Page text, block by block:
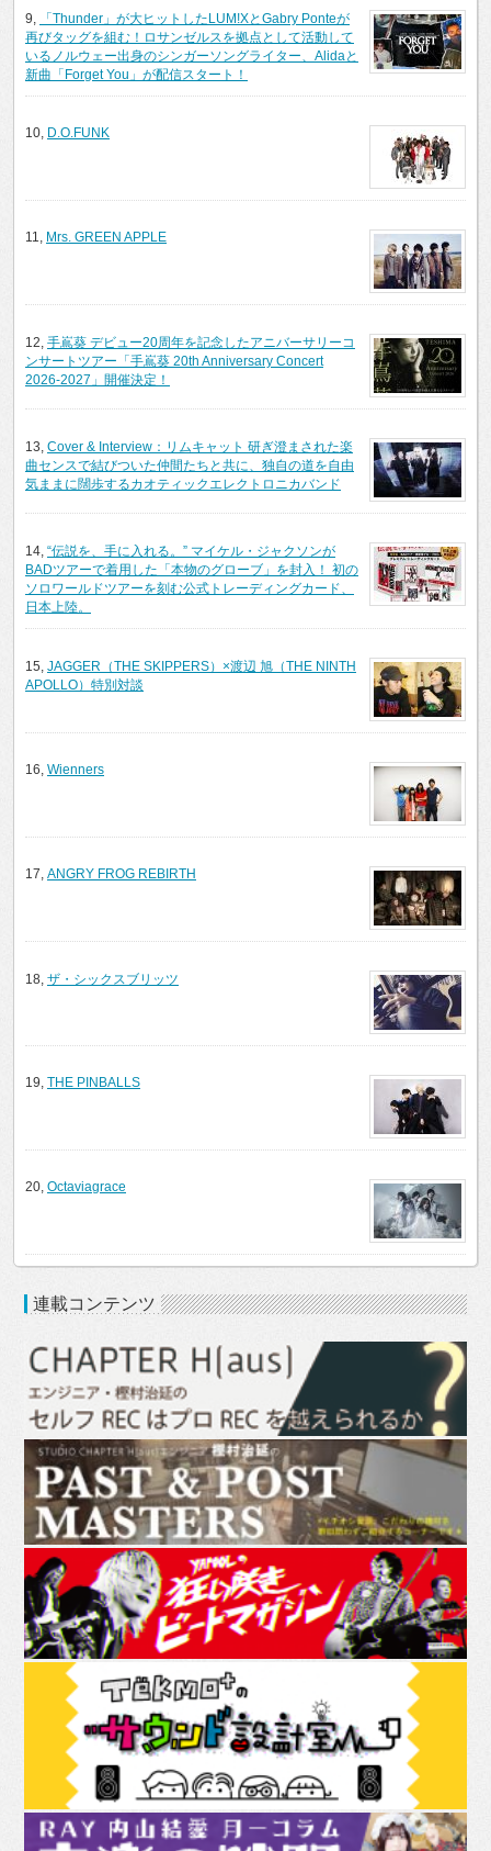
9,
「Thunder」が大ヒットしたLUM!XとGabry Ponteが
再びタッグを組む！ロサンゼルスを拠点として活動して
いるノルウェー出身のシンガーソングライター、Alidaと
新曲「Forget You」が配信スタート！
10, D.O.FUNK
11, Mrs. GREEN APPLE
12, 手嶌葵 デビュー20周年を記念したアニバーサリーコ
ンサートツアー「手嶌葵 20th Anniversary Concert
2026-2027」開催決定！
13, Cover & Interview：リムキャット 研ぎ澄まされた楽
曲センスで結びついた仲間たちと共に、独自の道を自由
気ままに闊歩するカオティックエレクトロニカバンド
14, “伝説を、手に入れる。” マイケル・ジャクソンが
BADツアーで着用した「本物のグローブ」を封入！ 初の
ソロワールドツアーを刻む公式トレーディングカード、
日本上陸。
15, JAGGER（THE SKIPPERS）×渡辺 旭（THE NINTH
APOLLO）特別対談
16, Wienners
17, ANGRY FROG REBIRTH
18, ザ・シックスブリッツ
19, THE PINBALLS
20, Octaviagrace
連載コンテンツ